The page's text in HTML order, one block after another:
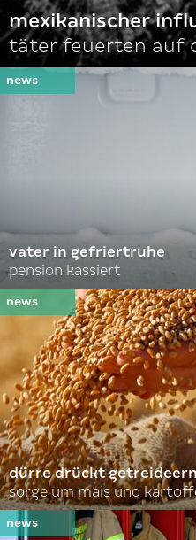
mexikanischer
täter feuerten auf
vater in gefriertruhe
pension kassiert
dürre drückt
sorge um mais und